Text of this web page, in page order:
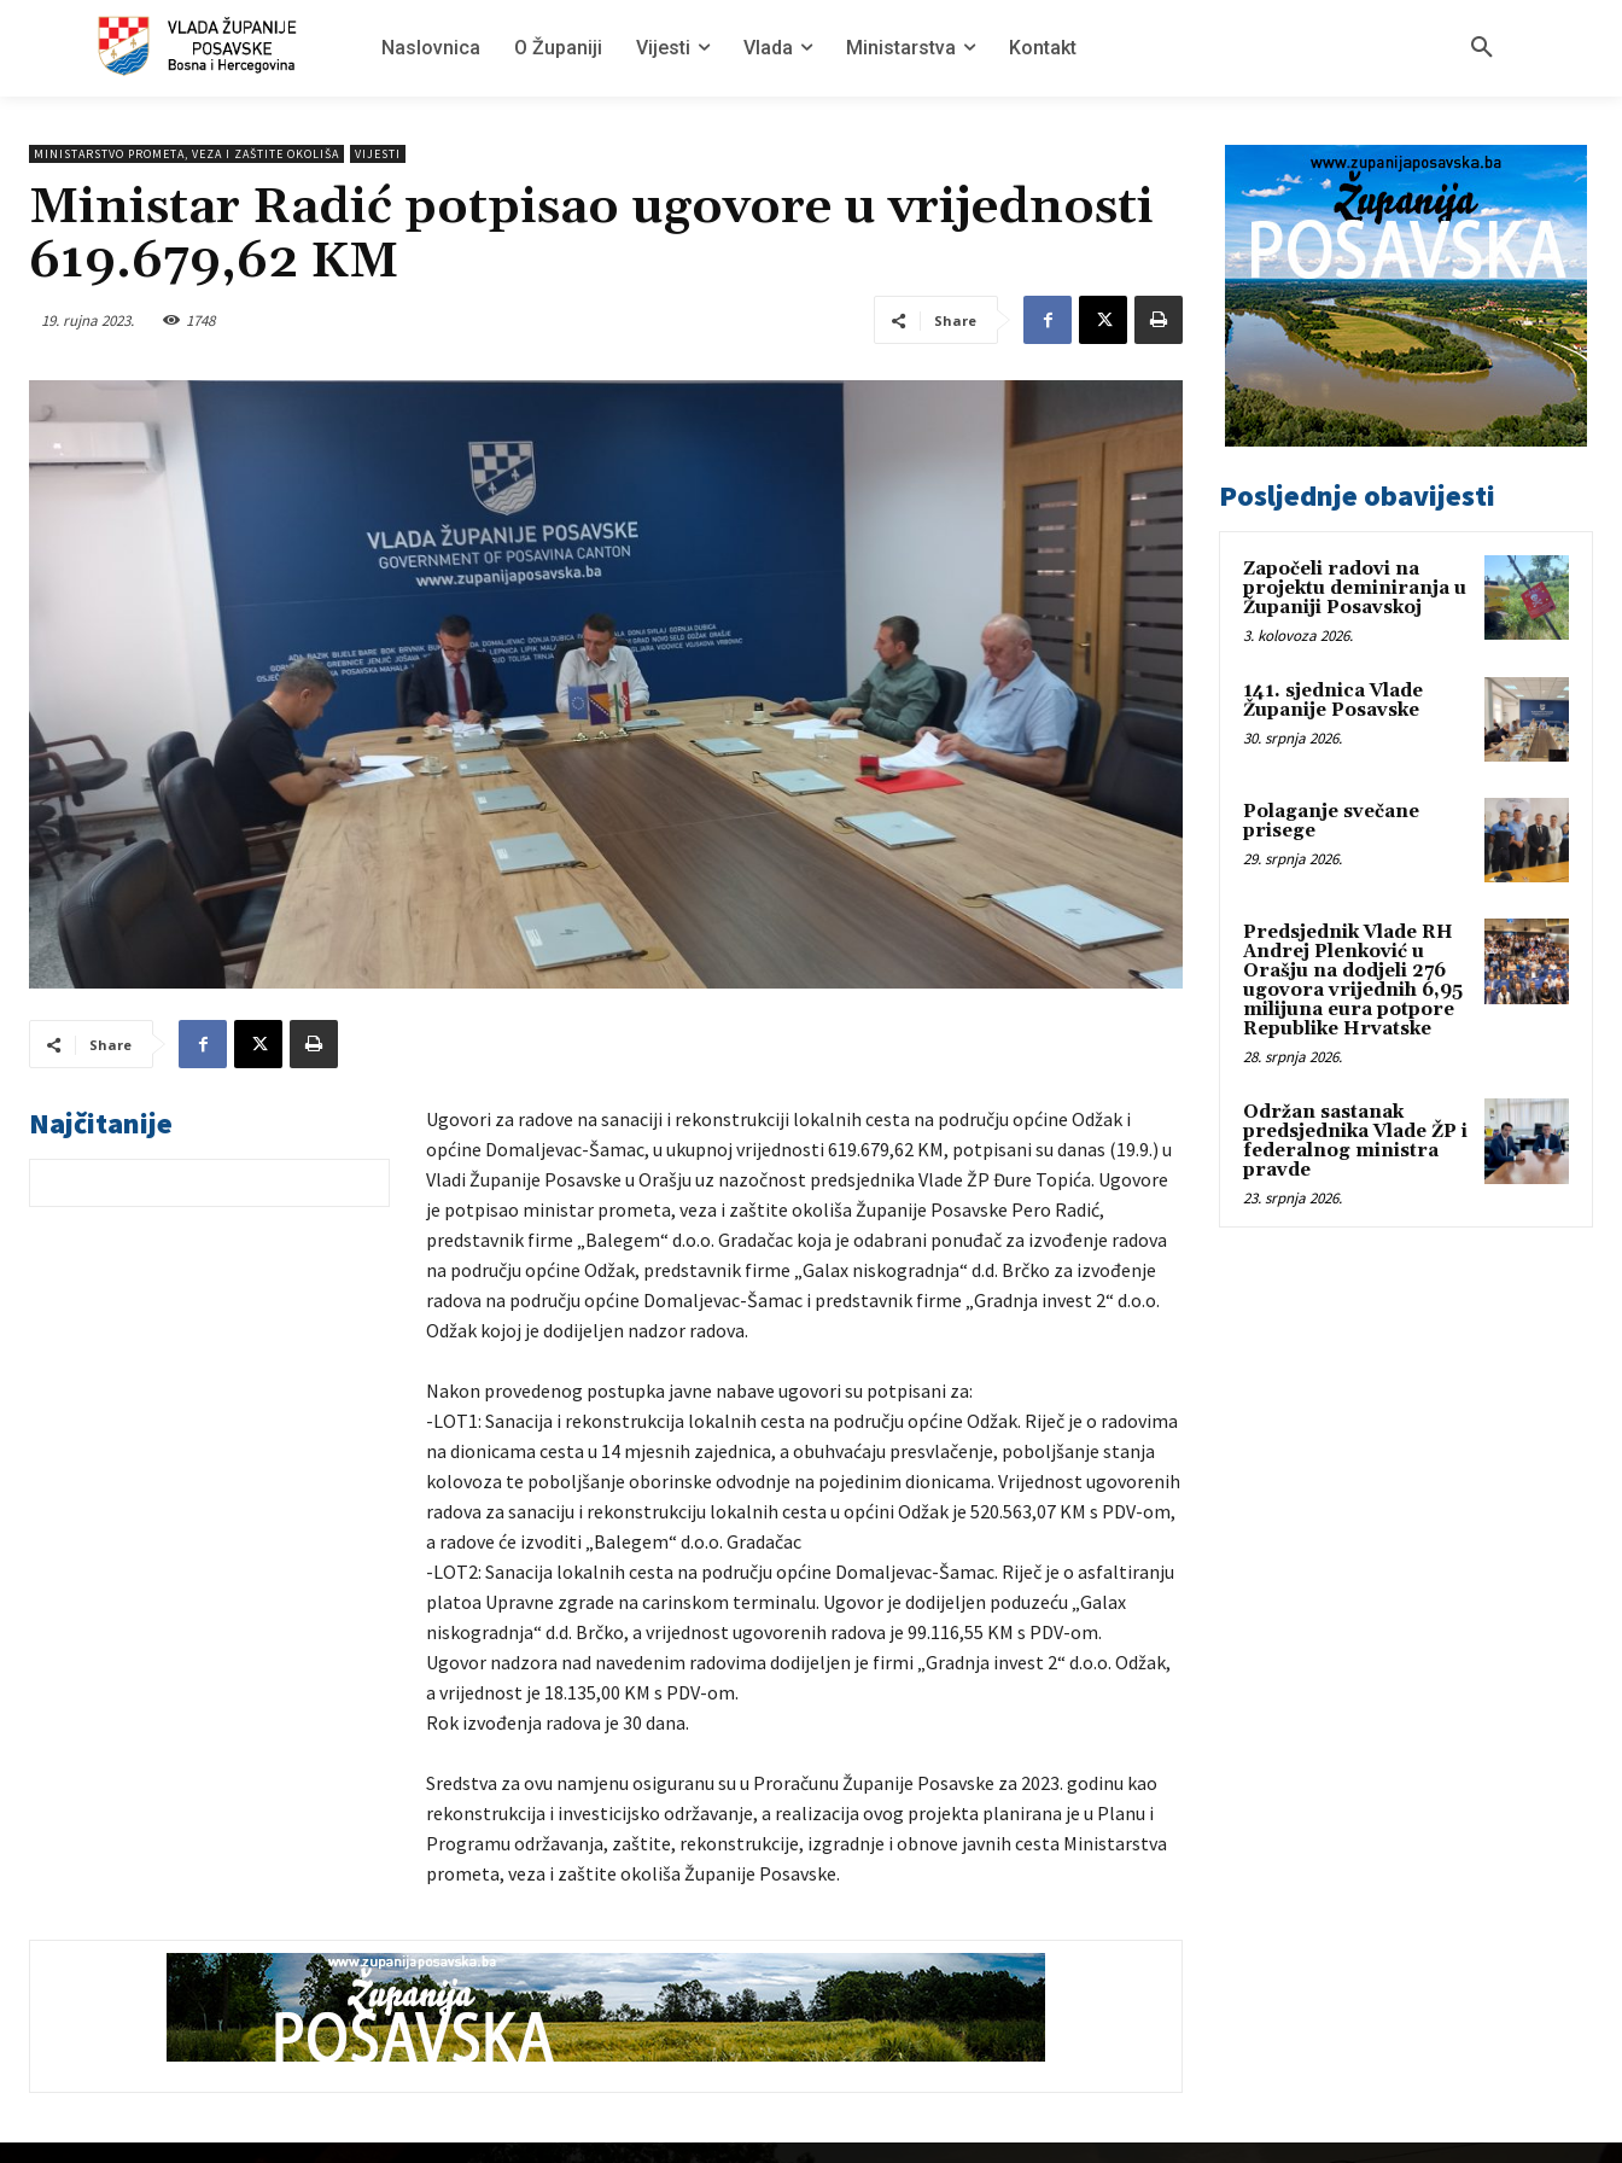
Naslovnica O Županiji Vijesti Vlada Ministarstva Kontakt
MINISTARSTVO PROMETA, VEZA I ZAŠTITE OKOLIŠA VIJESTI
Ministar Radić potpisao ugovore u vrijednosti
619.679,62 KM
19. rujna 2023. 1748 Share
Share
Najčitanije
Ugovori za radove na sanaciji i rekonstrukciji lokalnih cesta na području općine Odžak i
općine Domaljevac-Šamac, u ukupnoj vrijednosti 619.679,62 KM, potpisani su danas (19.9.) u
Vladi Županije Posavske u Orašju uz nazočnost predsjednika Vlade ŽP Đure Topića. Ugovore
je potpisao ministar prometa, veza i zaštite okoliša Županije Posavske Pero Radić,
predstavnik firme „Balegem“ d.o.o. Gradačac koja je odabrani ponuđač za izvođenje radova
na području općine Odžak, predstavnik firme „Galax niskogradnja“ d.d. Brčko za izvođenje
radova na području općine Domaljevac-Šamac i predstavnik firme „Gradnja invest 2“ d.o.o.
Odžak kojoj je dodijeljen nadzor radova.
Nakon provedenog postupka javne nabave ugovori su potpisani za:
-LOT1: Sanacija i rekonstrukcija lokalnih cesta na području općine Odžak. Riječ je o radovima
na dionicama cesta u 14 mjesnih zajednica, a obuhvaćaju presvlačenje, poboljšanje stanja
kolovoza te poboljšanje oborinske odvodnje na pojedinim dionicama. Vrijednost ugovorenih
radova za sanaciju i rekonstrukciju lokalnih cesta u općini Odžak je 520.563,07 KM s PDV-om,
a radove će izvoditi „Balegem“ d.o.o. Gradačac
-LOT2: Sanacija lokalnih cesta na području općine Domaljevac-Šamac. Riječ je o asfaltiranju
platoa Upravne zgrade na carinskom terminalu. Ugovor je dodijeljen poduzeću „Galax
niskogradnja“ d.d. Brčko, a vrijednost ugovorenih radova je 99.116,55 KM s PDV-om.
Ugovor nadzora nad navedenim radovima dodijeljen je firmi „Gradnja invest 2“ d.o.o. Odžak,
a vrijednost je 18.135,00 KM s PDV-om.
Rok izvođenja radova je 30 dana.
Sredstva za ovu namjenu osiguranu su u Proračunu Županije Posavske za 2023. godinu kao
rekonstrukcija i investicijsko održavanje, a realizacija ovog projekta planirana je u Planu i
Programu održavanja, zaštite, rekonstrukcije, izgradnje i obnove javnih cesta Ministarstva
prometa, veza i zaštite okoliša Županije Posavske.
Posljednje obavijesti
Započeli radovi na
projektu deminiranja u
Županiji Posavskoj
3. kolovoza 2026.
141. sjednica Vlade
Županije Posavske
30. srpnja 2026.
Polaganje svečane
prisege
29. srpnja 2026.
Predsjednik Vlade RH
Andrej Plenković u
Orašju na dodjeli 276
ugovora vrijednih 6,95
milijuna eura potpore
Republike Hrvatske
28. srpnja 2026.
Održan sastanak
predsjednika Vlade ŽP i
federalnog ministra
pravde
23. srpnja 2026.